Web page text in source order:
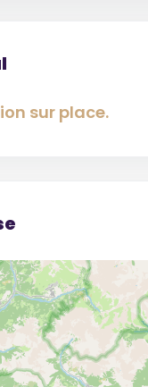
sur place.